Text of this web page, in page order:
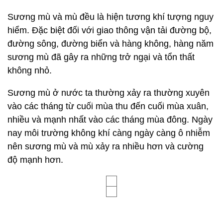
Sương mù và mù đều là hiện tương khí tượng nguy
hiểm. Đặc biệt đối với giao thông vận tải đường bộ,
đường sông, đường biển và hàng không, hàng năm
sương mù đã gây ra những trở ngại và tổn thất
không nhỏ.
Sương mù ở nước ta thường xảy ra thường xuyên
vào các tháng từ cuối mùa thu đến cuối mùa xuân,
nhiều và mạnh nhất vào các tháng mùa đông. Ngày
nay môi trường không khí càng ngày càng ô nhiễm
nên sương mù và mù xảy ra nhiều hơn và cường
độ mạnh hơn.